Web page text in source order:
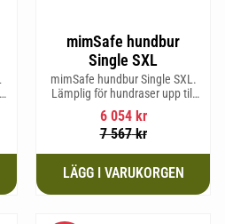
mimSafe hundbur
Single SXL
mimSafe hundbur Single SXL.
Lämplig för hundraser upp till
64 cm i mankhöjd.
6 054kr
7 567kr